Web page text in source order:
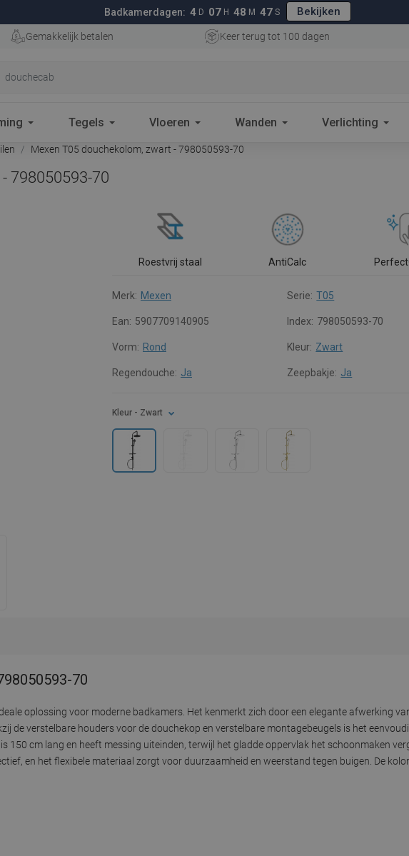
Badkamerdagen: 4 D 07 H 48 M 46 S Bekijken
Gemakkelijk betalen Keer terug tot 100 dagen
Tegels Vloeren Wanden Verlichting
Mexen T05 douchekolom, zwart - 798050593-70
798050593-70
Roestvrij staal AntiCalc
Merk: Mexen Serie: T05
Ean: 5907709140905 Index: 798050593-70
Vorm: Rond Kleur: Zwart
Regendouche: Ja Zeepbakje: Ja
Kleur - Zwart
70
oplossing voor moderne badkamers. Het kenmerkt zich door een elegante afwerking
de verstelbare houders voor de douchekop en verstelbare montagebeugels is het
150 cm lang en heeft messing uiteinden, terwijl het gladde oppervlak het schoonmaken
en het flexibele materiaal zorgt voor duurzaamheid en weerstand tegen buigen. De